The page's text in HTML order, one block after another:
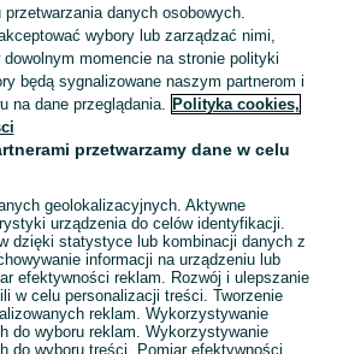
Szeroki wybór kozaków damskich Legionowo ▶️ skórzane, zamszowe, na obcasie i zimowe ✅ Nowe i używane w atrakcyjnych cenach ✌ Znajdź oferty na OLX.pl! Zobacz
danych osobowych.
wybory lub zarządzać nimi,
momencie na stronie polityki
będą sygnalizowane naszym partnerom i
na dane przeglądania. Polityka cookies,
przetwarzamy dane w celu
geolokalizacyjnych. Aktywne
urządzenia do celów identyfikacji.
dzięki statystyce lub kombinacji danych z
informacji na urządzeniu lub
efektywności reklam. Rozwój i ulepszanie
w celu personalizacji treści. Tworzenie
reklam. Wykorzystywanie
do wyboru reklam. Wykorzystywanie
do wyboru treści. Pomiar efektywności